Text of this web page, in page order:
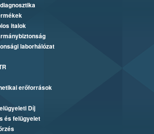
italok
laborhálózat
erőforrások
Díj
és felügyelet